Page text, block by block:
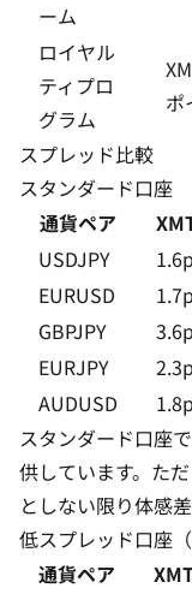
ーム
ロイヤル
ティプロ
グラム
ポ
スプレッド比較
スタンダード口座
通貨ペア
USDJPY
EURUSD
GBPJPY
EURJPY
AUDUSD
スタンダード口座
供しています。た
としない限り体感
低スプレッド口座（
通貨ペア